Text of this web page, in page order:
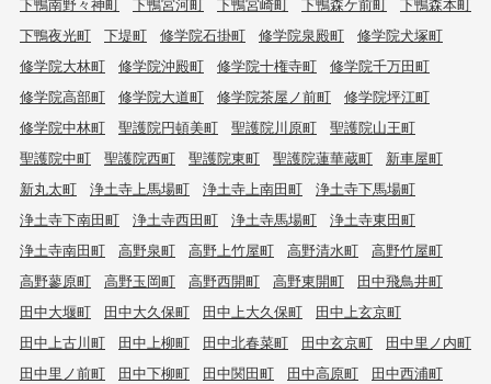
下鴨南野々神町
下鴨宮河町 下鴨宮崎町 下鴨森ケ前町
下鴨森本町
下鴨夜光町
下堤町 修学院石掛町 修学院泉殿町
修学院犬塚町
修学院大林町
修学院沖殿町 修学院十権寺町
修学院千万田町
修学院高部町
修学院大道町 修学院茶屋ノ前町
修学院坪江町
修学院中林町
聖護院円頓美町 聖護院川原町
聖護院山王町
聖護院中町
聖護院西町 聖護院東町 聖護院蓮華蔵町
新車屋町
新丸太町
浄土寺上馬場町 浄土寺上南田町
浄土寺下馬場町
浄土寺下南田町
浄土寺西田町 浄土寺馬場町
浄土寺東田町
浄土寺南田町
高野泉町 高野上竹屋町 高野清水町
高野竹屋町
高野蓼原町
高野玉岡町 高野西開町 高野東開町
田中飛鳥井町
田中大堰町
田中大久保町 田中上大久保町
田中上玄京町
田中上古川町
田中上柳町 田中北春菜町 田中玄京町
田中里ノ内町
田中里ノ前町
田中下柳町 田中関田町 田中高原町
田中西浦町